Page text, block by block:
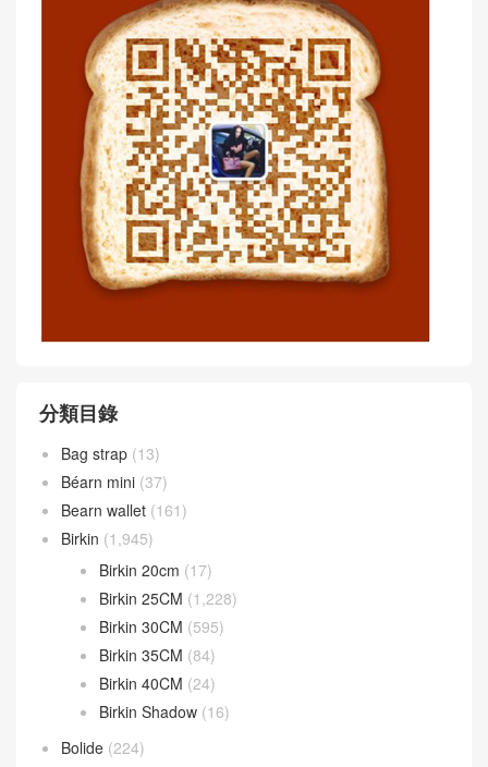
分類目錄
Bag strap (13)
Béarn mini (37)
Bearn wallet (161)
Birkin (1,945)
Birkin 20cm (17)
Birkin 25CM (1,228)
Birkin 30CM (595)
Birkin 35CM (84)
Birkin 40CM (24)
Birkin Shadow (16)
Bolide (224)